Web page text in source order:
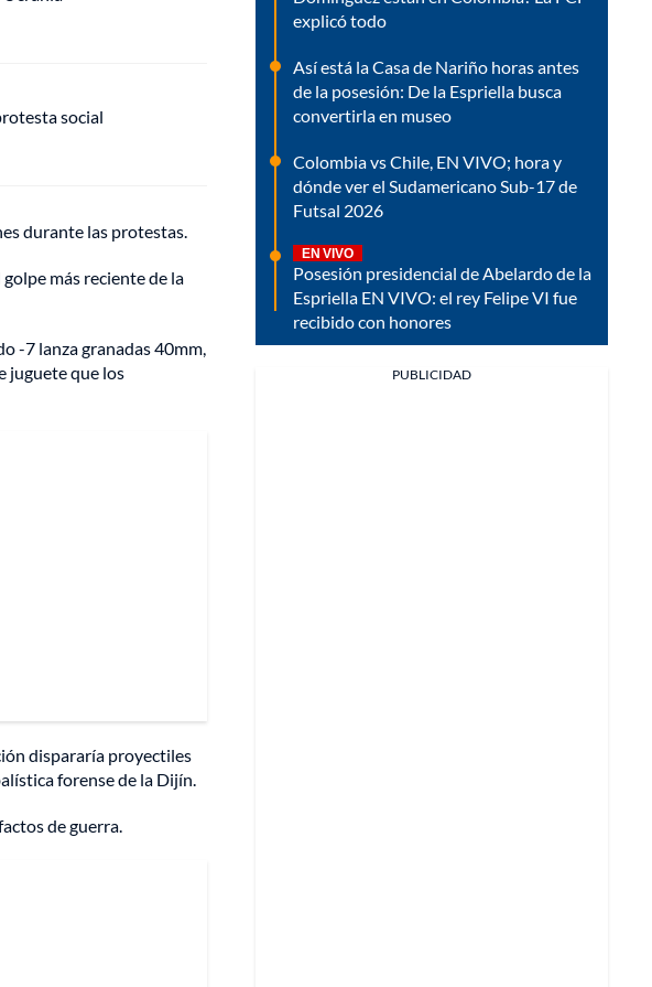
social
durante las protestas.
más reciente de la
-7 lanza granadas 40mm,
juguete que los
dispararía proyectiles
forense de la Dijín.
de guerra.
explicó todo
Así está la Casa de Nariño horas antes
de la posesión: De la Espriella busca
convertirla en museo
Colombia vs Chile, EN VIVO; hora y
dónde ver el Sudamericano Sub-17 de
Futsal 2026
EN VIVO
Posesión presidencial de Abelardo de la
Espriella EN VIVO: el rey Felipe VI fue
recibido con honores
PUBLICIDAD